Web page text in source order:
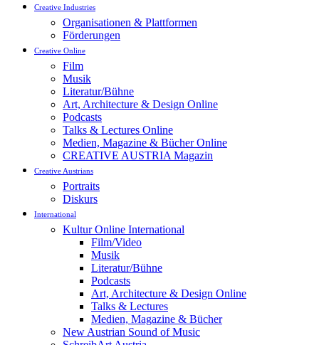
Creative Industries
Organisationen & Plattformen
Förderungen
Creative Online
Film
Musik
Literatur/Bühne
Art, Architecture & Design Online
Podcasts
Talks & Lectures Online
Medien, Magazine & Bücher Online
CREATIVE AUSTRIA Magazin
Creative Austrians
Portraits
Diskurs
International
Kultur Online International
Film/Video
Musik
Literatur/Bühne
Podcasts
Art, Architecture & Design Online
Talks & Lectures
Medien, Magazine & Bücher
New Austrian Sound of Music